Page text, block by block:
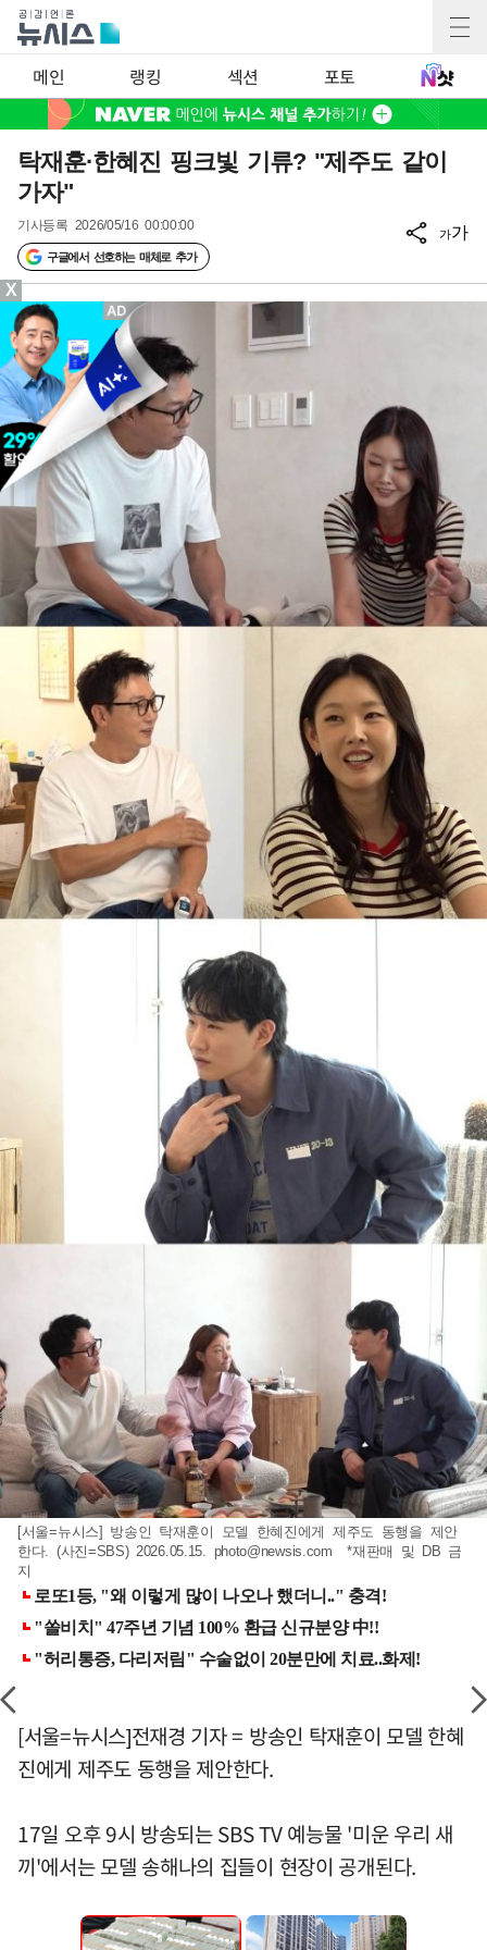
메인 랭킹 섹션 포토
탁재훈·한혜진 핑크빛 기류? "제주도 같이
가자"
기사등록 2026/05/16 00:00:00
구글에서 선호하는 매체로 추가
가가
[서울=뉴시스] 방송인 탁재훈이 모델 한혜진에게 제주도 동행을 제안
한다. (사진=SBS) 2026.05.15. photo@newsis.com *재판매 및 DB 금
지
[서울=뉴시스]전재경 기자 = 방송인 탁재훈이 모델 한혜
진에게 제주도 동행을 제안한다.
17일 오후 9시 방송되는 SBS TV 예능물 '미운 우리 새
끼'에서는 모델 송해나의 집들이 현장이 공개된다.
X